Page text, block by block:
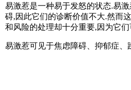
易激惹是一种易于发怒的状态.易
碍,因此它们的诊断价值不大.然而
和风险的处理却十分重要,因为它
易激惹可见于焦虑障碍、抑郁症、